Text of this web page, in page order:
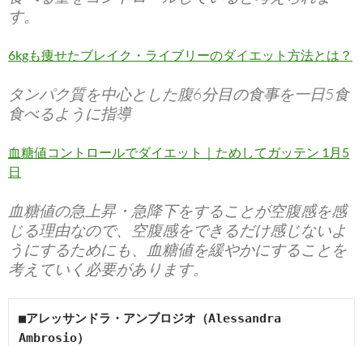
す。
6kgも痩せたブレイク・ライブリーのダイエット方法とは？
タンパク質を中心とした腹6分目の食事を一日5食
食べるように指導
血糖値コントロールでダイエット｜ためしてガッテン 1月5
日
血糖値の急上昇・急降下をすることが空腹感を感
じる理由なので、空腹感をできるだけ感じないよ
うにするためにも、血糖値を緩やかにすることを
考えていく必要があります。
■アレッサンドラ・アンブロジオ（Alessandra
Ambrosio）